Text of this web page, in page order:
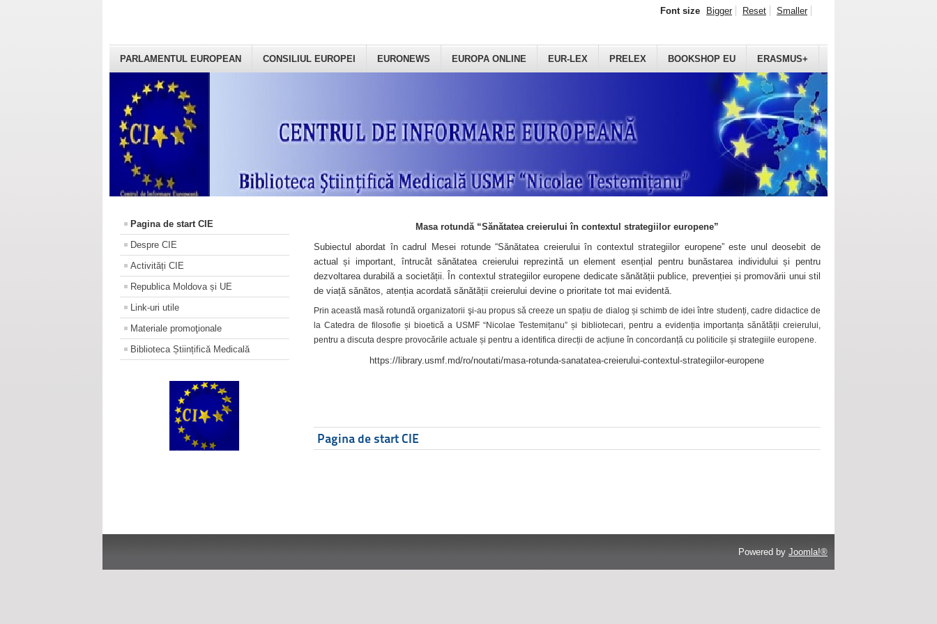
PARLAMENTUL EUROPEAN CONSILIUL EUROPEI EURONEWS EUROPA ONLINE EUR-LEX PRELEX BOOKSHOP EU ERASMUS+
Font size Bigger Reset Smaller
Pagina de start CIE
Despre CIE
Activități CIE
Republica Moldova și UE
Link-uri utile
Materiale promoţionale
Biblioteca Științifică Medicală
Masa rotundă “Sănătatea creierului în contextul strategiilor europene”
Subiectul abordat în cadrul Mesei rotunde “Sănătatea creierului în contextul strategiilor europene” este unul deosebit de
actual și important, întrucât sănătatea creierului reprezintă un element esențial pentru bunăstarea individului și pentru
dezvoltarea durabilă a societății. În contextul strategiilor europene dedicate sănătății publice, prevenției și promovării unui stil
de viață sănătos, atenția acordată sănătății creierului devine o prioritate tot mai evidentă.
Prin această masă rotundă organizatorii şi-au propus să creeze un spațiu de dialog și schimb de idei între studenți, cadre didactice de
la Catedra de filosofie și bioetică a USMF “Nicolae Testemițanu” și bibliotecari, pentru a evidenția importanța sănătății creierului,
pentru a discuta despre provocările actuale și pentru a identifica direcții de acțiune în concordanță cu politicile și strategiile europene.
https://library.usmf.md/ro/noutati/masa-rotunda-sanatatea-creierului-contextul-strategiilor-europene
Pagina de start CIE
Powered by Joomla!®